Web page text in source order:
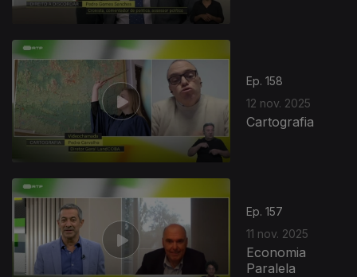
Ep. 158
12 nov. 2025
Cartografia
Ep. 157
11 nov. 2025
Economia
Paralela